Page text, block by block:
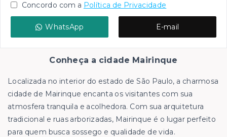
Concordo com a Política de Privacidade
WhatsApp E-mail
Conheça a cidade Mairinque
Localizada no interior do estado de São Paulo, a charmosa
cidade de Mairinque encanta os visitantes com sua
atmosfera tranquila e acolhedora. Com sua arquitetura
tradicional e ruas arborizadas, Mairinque é o lugar perfeito
para quem busca sossego e qualidade de vida.